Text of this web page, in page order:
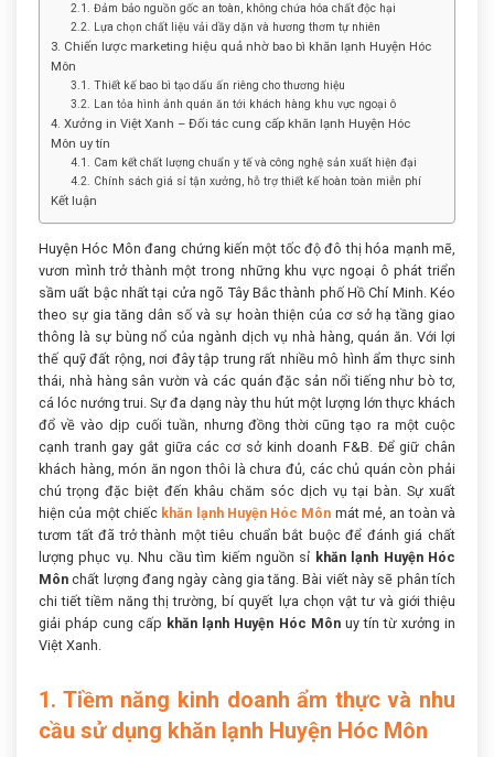
2.1. Đảm bảo nguồn gốc an toàn, không chứa hóa chất độc hại
2.2. Lựa chọn chất liệu vải dầy dặn và hương thơm tự nhiên
3. Chiến lược marketing hiệu quả nhờ bao bì khăn lạnh Huyện Hóc
Môn
3.1. Thiết kế bao bì tạo dấu ấn riêng cho thương hiệu
3.2. Lan tỏa hình ảnh quán ăn tới khách hàng khu vực ngoại ô
4. Xưởng in Việt Xanh – Đối tác cung cấp khăn lạnh Huyện Hóc
Môn uy tín
4.1. Cam kết chất lượng chuẩn y tế và công nghệ sản xuất hiện đại
4.2. Chính sách giá sỉ tận xưởng, hỗ trợ thiết kế hoàn toàn miễn phí
Kết luận
Huyện Hóc Môn đang chứng kiến một tốc độ đô thị hóa mạnh mẽ,
vươn mình trở thành một trong những khu vực ngoại ô phát triển
sầm uất bậc nhất tại cửa ngõ Tây Bắc thành phố Hồ Chí Minh. Kéo
theo sự gia tăng dân số và sự hoàn thiện của cơ sở hạ tầng giao
thông là sự bùng nổ của ngành dịch vụ nhà hàng, quán ăn. Với lợi
thế quỹ đất rộng, nơi đây tập trung rất nhiều mô hình ẩm thực sinh
thái, nhà hàng sân vườn và các quán đặc sản nổi tiếng như bò tơ,
cá lóc nướng trui. Sự đa dạng này thu hút một lượng lớn thực khách
đổ về vào dịp cuối tuần, nhưng đồng thời cũng tạo ra một cuộc
cạnh tranh gay gắt giữa các cơ sở kinh doanh F&B. Để giữ chân
khách hàng, món ăn ngon thôi là chưa đủ, các chủ quán còn phải
chú trọng đặc biệt đến khâu chăm sóc dịch vụ tại bàn. Sự xuất
hiện của một chiếc khăn lạnh Huyện Hóc Môn mát mẻ, an toàn và
tươm tất đã trở thành một tiêu chuẩn bắt buộc để đánh giá chất
lượng phục vụ. Nhu cầu tìm kiếm nguồn sỉ khăn lạnh Huyện Hóc
Môn chất lượng đang ngày càng gia tăng. Bài viết này sẽ phân tích
chi tiết tiềm năng thị trường, bí quyết lựa chọn vật tư và giới thiệu
giải pháp cung cấp khăn lạnh Huyện Hóc Mônuy tín từ xưởng in
Việt Xanh.
1. Tiềm năng kinh doanh ẩm thực và nhu
cầu sử dụng khăn lạnh Huyện Hóc Môn